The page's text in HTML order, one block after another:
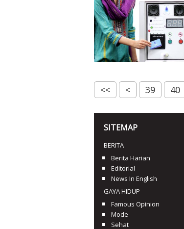
<< < 39 40
SITEMAP
BERITA
Berita Harian
Editorial
News In English
GAYA HIDUP
Famous Opinion
Mode
Sehat